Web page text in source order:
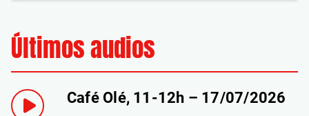
Últimos audios
Café Olé, 11-12h – 17/07/2026